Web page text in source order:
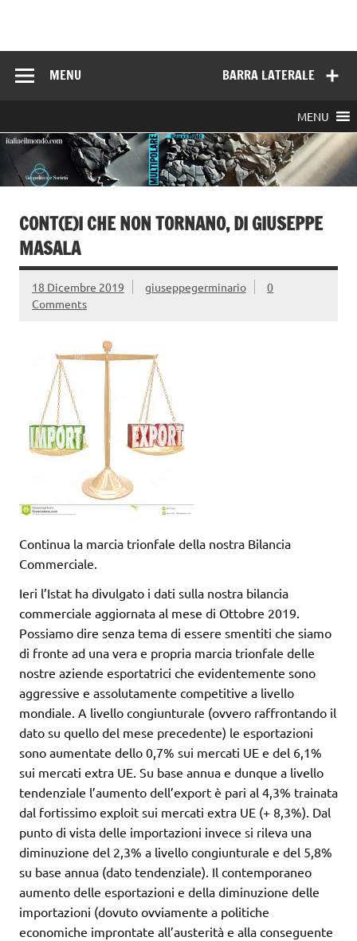
BARRA LATERALE
MENU
MENU
CONT(E)I CHE NON TORNANO, DI GIUSEPPE
MASALA
18 Dicembre 2019 giuseppegerminario
0
Comments
Continua la marcia trionfale della nostra Bilancia
Commerciale.
Ieri l’Istat ha divulgato i dati sulla nostra bilancia
commerciale aggiornata al mese di Ottobre 2019.
Possiamo dire senza tema di essere smentiti che siamo
di fronte ad una vera e propria marcia trionfale delle
nostre aziende esportatrici che evidentemente sono
aggressive e assolutamente competitive a livello
mondiale. A livello congiunturale (ovvero raffrontando il
dato su quello del mese precedente) le esportazioni
sono aumentate dello 0,7% sui mercati UE e del 6,1%
sui mercati extra UE. Su base annua e dunque a livello
tendenziale l’aumento dell’export è pari al 4,3% trainata
dal fortissimo exploit sui mercati extra UE (+ 8,3%). Dal
punto di vista delle importazioni invece si rileva una
diminuzione del 2,3% a livello congiunturale e del 5,8%
su base annua (dato tendenziale). Il contemporaneo
aumento delle esportazioni e della diminuzione delle
importazioni (dovuto ovviamente a politiche
economiche improntate all’austerità e alla conseguente